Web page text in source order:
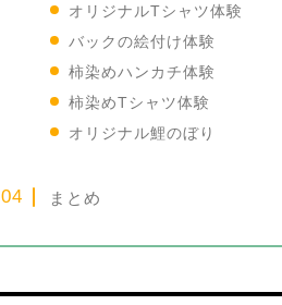
オリジナルTシャツ体験
バックの絵付け体験
柿染めハンカチ体験
柿染めTシャツ体験
オリジナル鯉のぼり
まとめ